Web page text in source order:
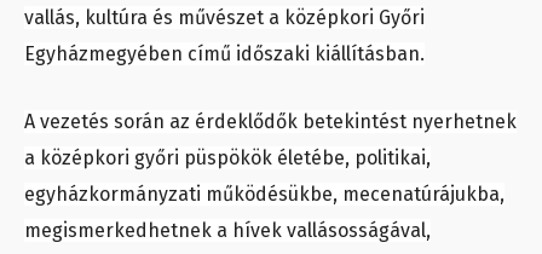
vallás, kultúra és művészet a középkori Győri
Egyházmegyében című időszaki kiállításban.
A vezetés során az érdeklődők betekintést nyerhetnek
a középkori győri püspökök életébe, politikai,
egyházkormányzati működésükbe, mecenatúrájukba,
megismerkedhetnek a hívek vallásosságával,